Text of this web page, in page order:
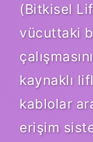
(Bitkisel
vücuttaki
kaynaklı
kablolar
erişim